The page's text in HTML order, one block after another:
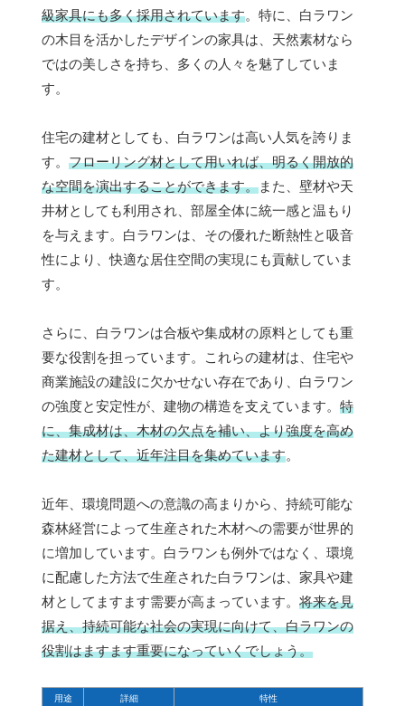
級家具にも多く採用されています。特に、白ラワン
の木目を活かしたデザインの家具は、天然素材なら
ではの美しさを持ち、多くの人々を魅了していま
す。
住宅の建材としても、白ラワンは高い人気を誇りま
す。 フローリング材として用いれば、明るく開放的
な空間を演出することができます。また、壁材や天
井材としても利用され、部屋全体に統一感と温もり
を与えます。白ラワンは、その優れた断熱性と吸音
性により、快適な居住空間の実現にも貢献していま
す。
さらに、白ラワンは合板や集成材の原料としても重
要な役割を担っています。これらの建材は、住宅や
商業施設の建設に欠かせない存在であり、白ラワン
の強度と安定性が、建物の構造を支えています。 特
に、集成材は、木材の欠点を補い、より強度を高め
た建材として、近年注目を集めています。
近年、環境問題への意識の高まりから、持続可能な
森林経営によって生産された木材への需要が世界的
に増加しています。白ラワンも例外ではなく、環境
に配慮した方法で生産された白ラワンは、家具や建
材としてますます需要が高まっています。 将来を見
据え、持続可能な社会の実現に向けて、白ラワンの
役割はますます重要になっていくでしょう。
用途 詳細 特性